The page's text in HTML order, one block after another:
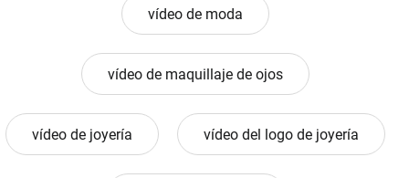
vídeo de moda
vídeo de maquillaje de ojos
vídeo de joyería vídeo del logo de joyería